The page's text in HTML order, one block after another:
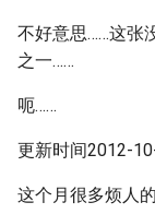
不好意思……这张
之一……
呃……
更新时间2012-
这个月很多烦人